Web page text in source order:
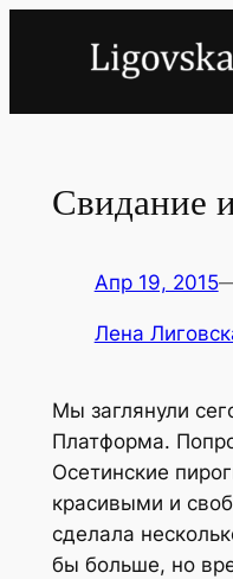
содержимому
Свидание
Апр 19, 2015
Лена
Мы заглянули
Платформа.
Осетинские
красивыми и
сделала
бы больше, но